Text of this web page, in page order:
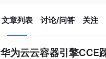
文章列表 讨论/问答 关注
华为云云容器引擎CCE